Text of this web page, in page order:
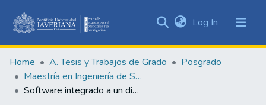
&
Collections
Log In (current)
Home A. Tesis y Trabajos de Grado
Posgrado
Maestría en Ingeniería de Software
Software integrado a un dispositivo para expansión pulmonar en pacientes con COVID19